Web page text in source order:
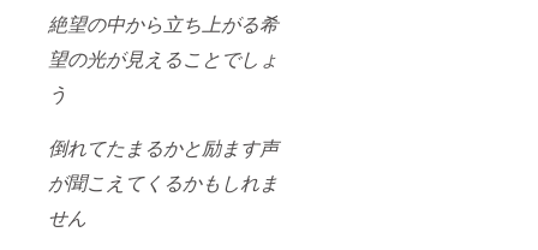
絶望の中から立ち上がる希
望の光が見えることでしょ
う
倒れてたまるかと励ます声
が聞こえてくるかもしれま
せん